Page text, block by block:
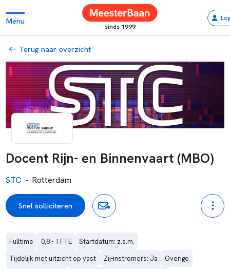
Menu
sinds 1999
Terug naar overzicht
Docent Rijn- en Binnenvaart (MBO)
STC - Rotterdam
Snel solliciteren
Fulltime 0,8 - 1 FTE
Startdatum: z.s.m.
Tijdelijk met uitzicht op vast
Zij-instromers: Ja
Overige